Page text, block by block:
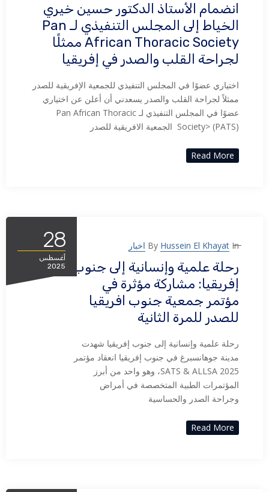
انضمام الأستاذ الدكتور حسين خيري
الخياط إلى المجلس التنفيذي لـ Pan
African Thoracic Society ممثلًا
لجراحة القلب والصدر في إفريقيا
اختياري عضوًا في المجلس التنفيذي للجمعية الإفريقية للصدر
ممثلاً لجراحة القلب والصدر يسعدني أن أعلن عن اختياري
عضوًا في المجلس التنفيذي لـ Pan African Thoracic
Society> (PATS) الجمعية الافريقية للصدر
Read More
28
أغسطس
2025
By Hussein El Khayat In اخبار
رحلة علمية وإنسانية إلى جنوب
إفريقيا: مشاركة مؤثرة في
مؤتمر جمعية جنوب افريقيا
للصدر للمرة الثانية
رحلة علمية وإنسانية إلى جنوب إفريقيا شهدت
مدينة جوهانسبرغ في جنوب إفريقيا انعقاد مؤتمر
SATS & ALLSA 2025، وهو واحد من أبرز
المؤتمرات الطبية المتخصصة في أمراض
وجراحة الصدر والحساسية
Read More